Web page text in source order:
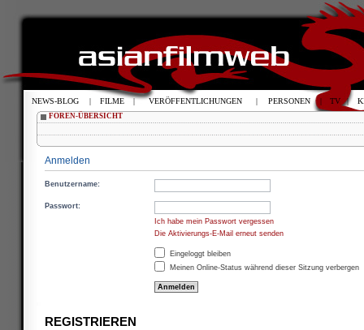
FOREN-ÜBERSICHT
Anmelden
Benutzername:
Passwort:
Ich habe mein Passwort vergessen
Die Aktivierungs-E-Mail erneut senden
Eingeloggt bleiben
Meinen Online-Status während dieser Sitzung verbergen
REGISTRIEREN
NEWS-BLOG | FILME | VERÖFFENTLICHUNGEN | PERSONEN | TV |